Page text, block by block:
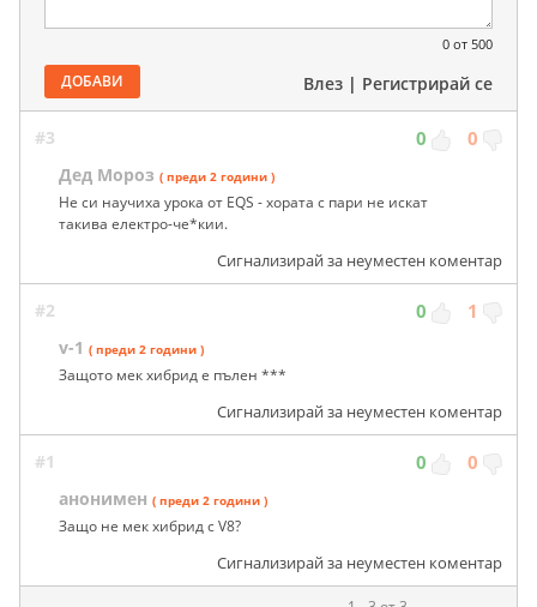
0 от 500
ДОБАВИ Влез | Регистрирай се
#3 0 0
Дед Мороз ( преди 2 години )
Не си научиха урока от EQS - хората с пари не искат
такива електро-че*кии.
Сигнализирай за неуместен коментар
#2 0 1
v-1 ( преди 2 години )
Защото мек хибрид е пълен ***
Сигнализирай за неуместен коментар
#1 0 0
анонимен ( преди 2 години )
Защо не мек хибрид с V8?
Сигнализирай за неуместен коментар